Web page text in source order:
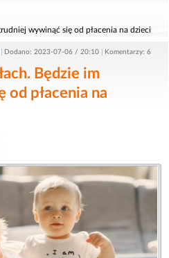
wywinąć się od płacenia na dzieci
Dodano: 2023-07-06 / 20:10 Komentarzy: 6
Będzie im
płacenia na